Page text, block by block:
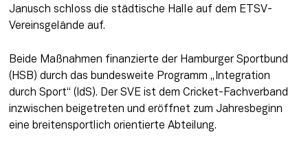
Janusch schloss die städtische Halle auf dem ETSV-
Vereinsgelände auf.
Beide Maßnahmen finanzierte der Hamburger Sportbund
(HSB) durch das bundesweite Programm „Integration
durch Sport“ (IdS). Der SVE ist dem Cricket-Fachverband
inzwischen beigetreten und eröffnet zum Jahresbeginn
eine breitensportlich orientierte Abteilung.